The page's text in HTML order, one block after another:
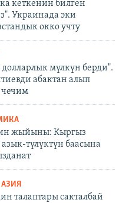
кеткенин билген
Украинада эки
окко учту
долларлык мүлкүн берди".
абактан алып
чечим
жыйыны: Кыргыз
түлүктүн баасына
АЗИЯ
талаптары сакталбай